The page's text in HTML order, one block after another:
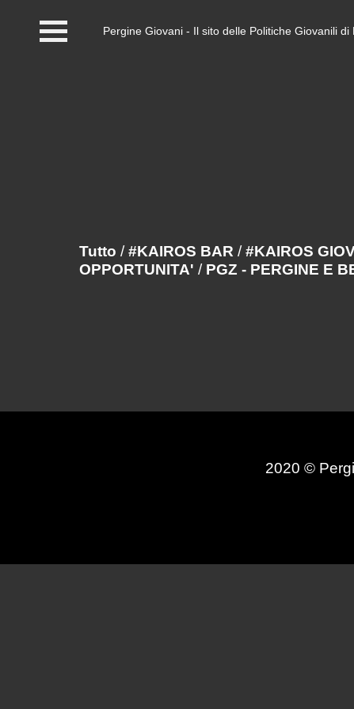
Eventi e News
Contatti
Pergine Giovani - Il sito delle Politiche Giovanili
Tutto /#KAIROS BAR /#KAIROS
OPPORTUNITA' / PGZ - PERGINE E
2020 ©